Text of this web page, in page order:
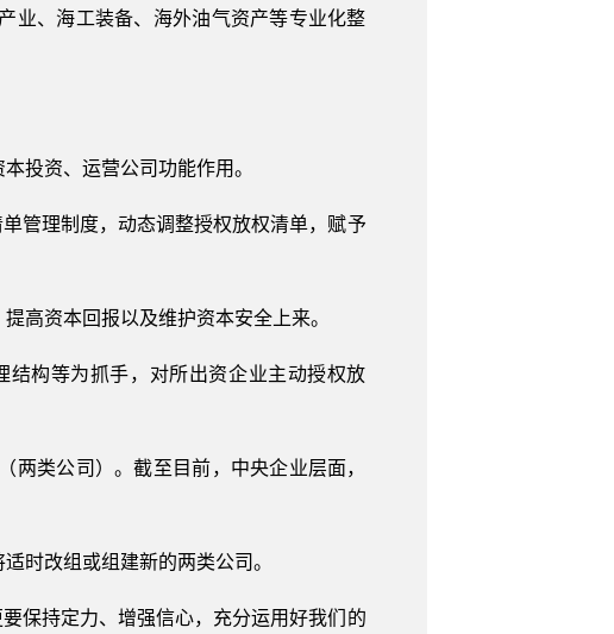
业、海工装备、海外油气资产等专业化整
投资、运营公司功能作用。
管理制度，动态调整授权放权清单，赋予
高资本回报以及维护资本安全上来。
构等为抓手，对所出资企业主动授权放
类公司）。截至目前，中央企业层面，
时改组或组建新的两类公司。
保持定力、增强信心，充分运用好我们的